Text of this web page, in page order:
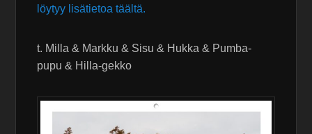
löytyy lisätietoa täältä.
t. Milla & Markku & Sisu & Hukka & Pumba-
pupu & Hilla-gekko